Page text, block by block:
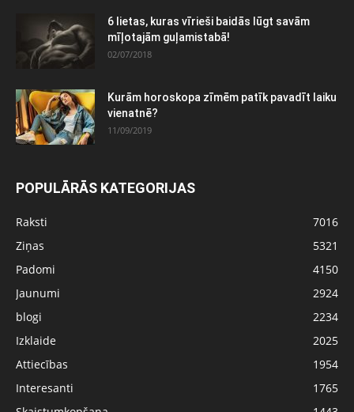
6 lietas, kuras vīrieši baidās lūgt savām
mīļotajām guļamistabā!
02/07/2018
Kurām horoskopa zīmēm patīk pavadīt laiku
vienatnē?
11/09/2019
POPULĀRĀS KATEGORIJAS
Raksti
7016
Ziņas
5321
Padomi
4150
Jaunumi
2924
blogi
2234
Izklaide
2025
Attiecības
1954
Interesanti
1765